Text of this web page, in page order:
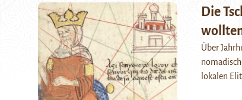
Die
Über
lokalen